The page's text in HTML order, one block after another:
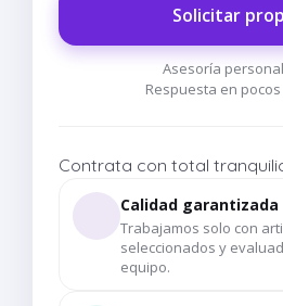
Solicitar
Asesoría
Respuesta en
Contrata con total
Calidad garantizada
Trabajamos solo con
seleccionados y
equipo.